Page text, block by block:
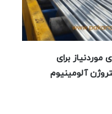
برای
آلومینیوم